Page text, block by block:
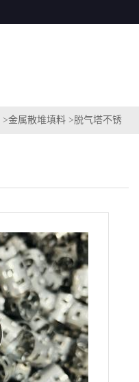
>金属散堆填料 >脱气塔不锈